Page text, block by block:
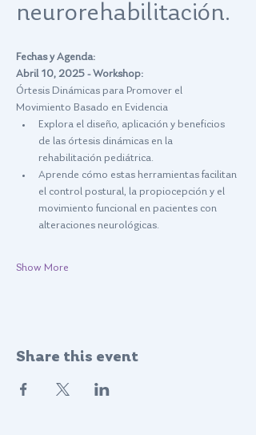
neurorehabilitación.
Fechas y Agenda:
Abril 10, 2025 - Workshop:
Órtesis Dinámicas para Promover el
Movimiento Basado en Evidencia
Explora el diseño, aplicación y beneficios
de las órtesis dinámicas en la
rehabilitación pediátrica.
Aprende cómo estas herramientas facilitan
el control postural, la propiocepción y el
movimiento funcional en pacientes con
alteraciones neurológicas.
Show More
Share this event